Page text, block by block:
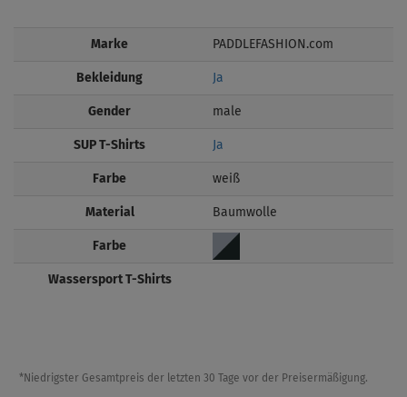
Marke PADDLEFASHION.com
Bekleidung Ja
Gender male
SUP T-Shirts Ja
Farbe weiß
Material Baumwolle
Farbe
Wassersport T-Shirts
*Niedrigster Gesamtpreis der letzten 30 Tage vor der Preisermäßigung.